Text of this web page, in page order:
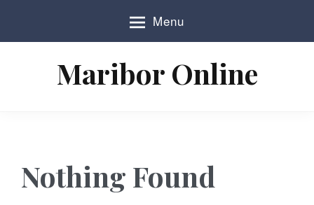
Menu
Maribor Online
Nothing Found